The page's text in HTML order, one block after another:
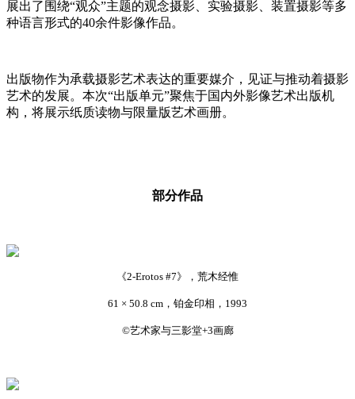
展出了围绕“观众”主题的观念摄影、实验摄影、装置摄影等多
种语言形式的40余件影像作品。
出版物作为承载摄影艺术表达的重要媒介，见证与推动着摄影
艺术的发展。本次“出版单元”聚焦于国内外影像艺术出版机
构，将展示纸质读物与限量版艺术画册。
部分作品
《2-Erotos #7》，荒木经惟
61 × 50.8 cm，铂金印相，1993
©艺术家与三影堂+3画廊